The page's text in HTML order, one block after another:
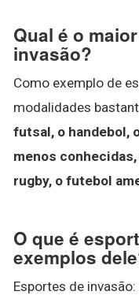
Qual é o
invasão?
Como exemplo de
modalidades
futsal, o handebol,
menos
rugby, o futebol
O que é
exemplos
Esportes de